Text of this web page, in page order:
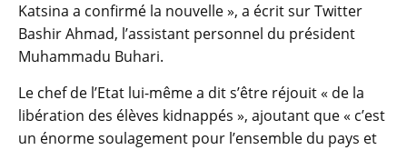
Katsina a confirmé la nouvelle », a écrit sur Twitter
Bashir Ahmad, l’assistant personnel du président
Muhammadu Buhari.
Le chef de l’Etat lui-même a dit s’être réjouit « de la
libération des élèves kidnappés », ajoutant que « c’est
un énorme soulagement pour l’ensemble du pays et